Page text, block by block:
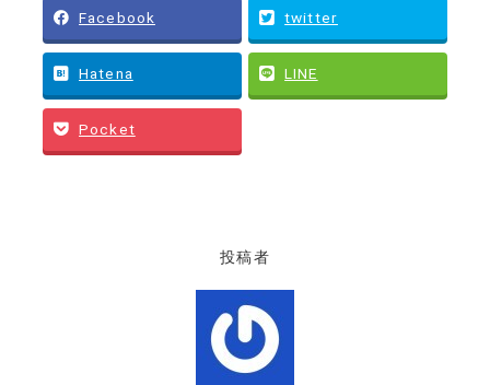
Facebook twitter
Hatena LINE
Pocket
投稿者